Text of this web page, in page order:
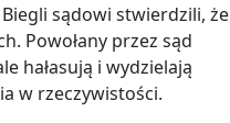
sądowi stwierdzili, że
Powołany przez sąd
hałasują i wydzielają
w rzeczywistości.